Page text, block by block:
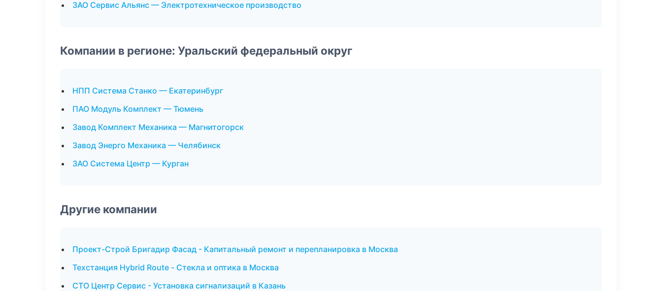
ЗАО Сервис Альянс — Электротехническое производство
Компании в регионе: Уральский федеральный округ
НПП Система Станко — Екатеринбург
ПАО Модуль Комплект — Тюмень
Завод Комплект Механика — Магнитогорск
Завод Энерго Механика — Челябинск
ЗАО Система Центр — Курган
Другие компании
Проект-Строй Бригадир Фасад - Капитальный ремонт и перепланировка в Москва
Техстанция Hybrid Route - Стекла и оптика в Москва
СТО Центр Сервис - Установка сигнализаций в Казань